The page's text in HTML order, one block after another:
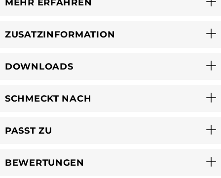
MEHR ERFAHREN
ZUSATZINFORMATION
DOWNLOADS
SCHMECKT NACH
PASST ZU
BEWERTUNGEN